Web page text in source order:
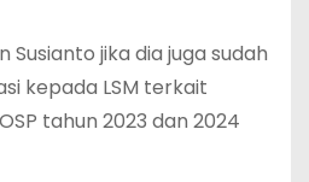
Susianto jika dia juga sudah
kepada LSM terkait
tahun 2023 dan 2024